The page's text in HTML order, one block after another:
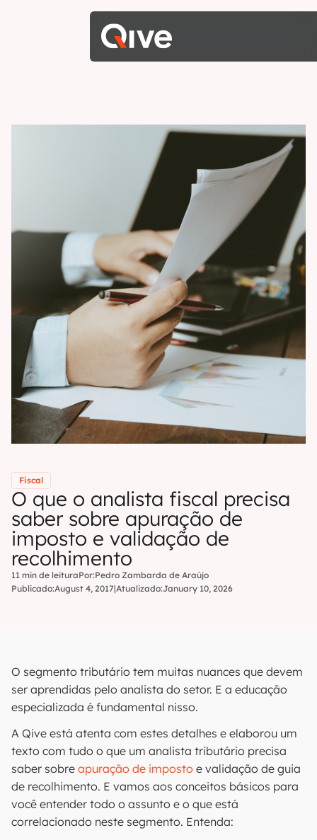
Fiscal
O que o analista fiscal precisa
saber sobre apuração de
imposto e validação de
recolhimento
11 min de leituraPor:Pedro Zambarda de Araújo
Publicado:August 4, 2017|Atualizado:January 10, 2026
O segmento tributário tem muitas nuances que devem
ser aprendidas pelo analista do setor. E a educação
especializada é fundamental nisso.
A Qive está atenta com estes detalhes e elaborou um
texto com tudo o que um analista tributário precisa
saber sobre apuração de imposto e validação de guia
de recolhimento. E vamos aos conceitos básicos para
você entender todo o assunto e o que está
correlacionado neste segmento. Entenda: